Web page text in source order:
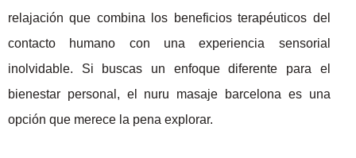
relajación que combina los beneficios terapéuticos del
contacto humano con una experiencia sensorial
inolvidable. Si buscas un enfoque diferente para el
bienestar personal, el nuru masaje barcelona es una
opción que merece la pena explorar.